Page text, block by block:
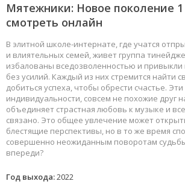
Мятежники: Новое поколение 1
смотреть онлайн
В элитной школе-интернате, где учатся
и влиятельных семей, живет группа
избалованы вседозволенностью и
без усилий. Каждый из них стремится найти
добиться успеха, чтобы обрести счастье.
индивидуальности, совсем не похожие друг
объединяет страстная любовь к музыке и
связано. Это общее увлечение может
блестящие перспективы, но в то же время
совершенно неожиданным поворотам
впереди?
Год выхода:2022